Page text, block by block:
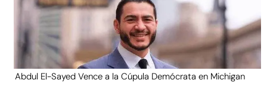
Abdul El-Sayed Vence a la Cúpula Demócrata en Michigan